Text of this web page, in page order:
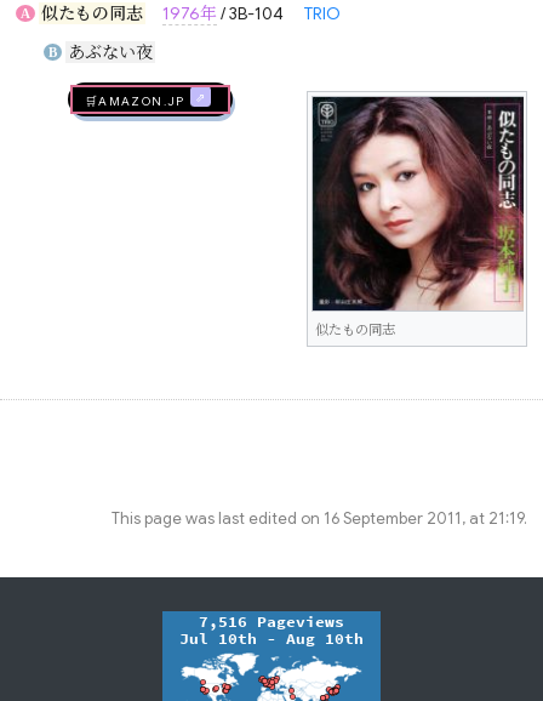
A 似たもの同志 1976年 / 3B-104 TRIO
B あぶない夜
似たもの同志
🛒AMAZON.jp
This page was last edited on 16 September 2011, at 21:19.